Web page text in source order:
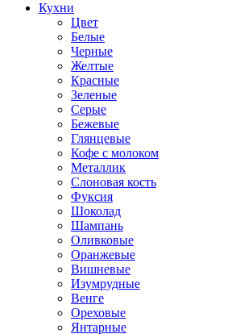
Кухни
Цвет
Белые
Черные
Желтые
Красные
Зеленые
Серые
Бежевые
Глянцевые
Кофе с молоком
Металлик
Слоновая кость
Фуксия
Шоколад
Шампань
Оливковые
Оранжевые
Вишневые
Изумрудные
Венге
Ореховые
Янтарные